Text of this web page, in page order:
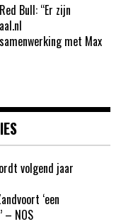
Bull: “Er zijn
met Max
volgend jaar
‘een
– NOS